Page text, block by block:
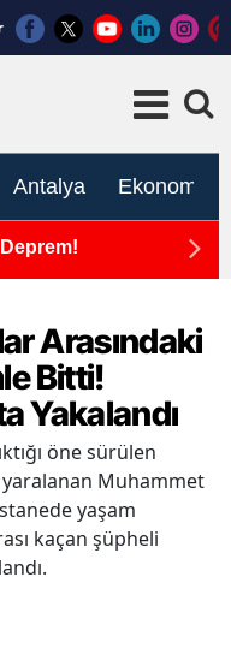
Antalya Ekonomi
Üst Düzey
Arasındaki
Bitti!
Yakalandı
öne sürülen
yaralanan Muhammet
yaşam
kaçan şüpheli